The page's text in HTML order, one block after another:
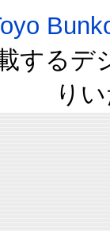
するデ
り